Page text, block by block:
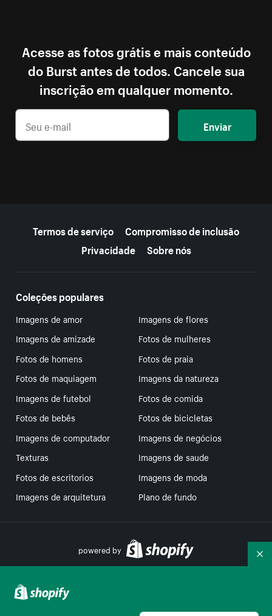
Acesse as fotos grátis e mais conteúdo
do Burst antes de todos. Cancele sua
inscrição em qualquer momento.
Enviar
Termos de serviço
Compromisso de inclusão
Privacidade
Sobre nós
Coleções populares
Imagens de amor
Imagens de flores
Imagens de amizade
Fotos de mulheres
Fotos de homens
Fotos de praia
Fotos de maquiagem
Imagens da natureza
Imagens de futebol
Fotos de comida
Fotos de bebês
Fotos de bicicletas
Imagens de computador
Imagens de negócios
Texturas
Imagens de saude
Fotos de escritorios
Imagens de moda
Imagens de arquitetura
Plano de fundo
powered by
Suas escolhas de privacidade